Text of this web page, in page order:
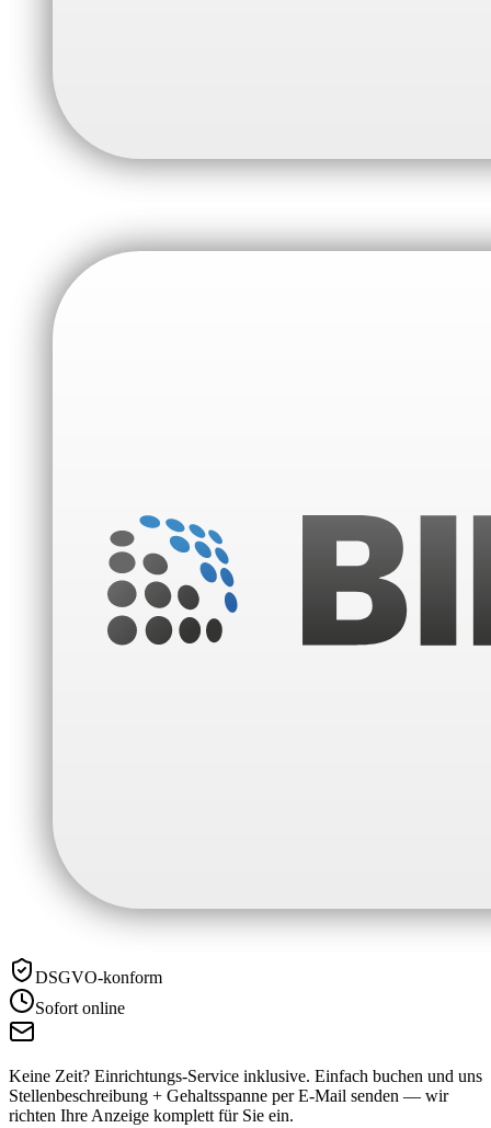
DSGVO-konform
Sofort online
Keine Zeit? Einrichtungs-Service inklusive. Einfach buchen und uns
Stellenbeschreibung + Gehaltsspanne per E-Mail senden — wir
richten Ihre Anzeige komplett für Sie ein.